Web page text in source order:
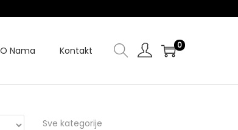
O Nama Kontakt 0
Sve kategorije